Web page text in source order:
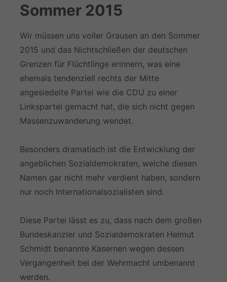
Sommer 2015
Wir müssen uns voller Grausen an den Sommer
2015 und das Nichtschließen der deutschen
Grenzen für Flüchtlinge erinnern, was eine
ehemals tendenziell rechts der Mitte
angesiedelte Partei wie die CDU zu einer
Linkspartei gemacht hat, die sich nicht gegen
Massenzuwanderung wendet.
Besonders dramatisch ist die Entwicklung der
angeblichen Sozialdemokraten, welche diesen
Namen gar nicht mehr verdient haben, sondern
nur noch Internationalsozialisten sind.
Diese Partei lässt es zu, dass nach dem großen
Bundeskanzler und Sozialdemokraten Helmut
Schmidt benannte Kasernen wegen dessen
Vergangenheit bei der Wehrmacht umbenannt
werden.